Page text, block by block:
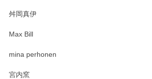
舛岡真伊
Max Bill
mina perhonen
宮内窯